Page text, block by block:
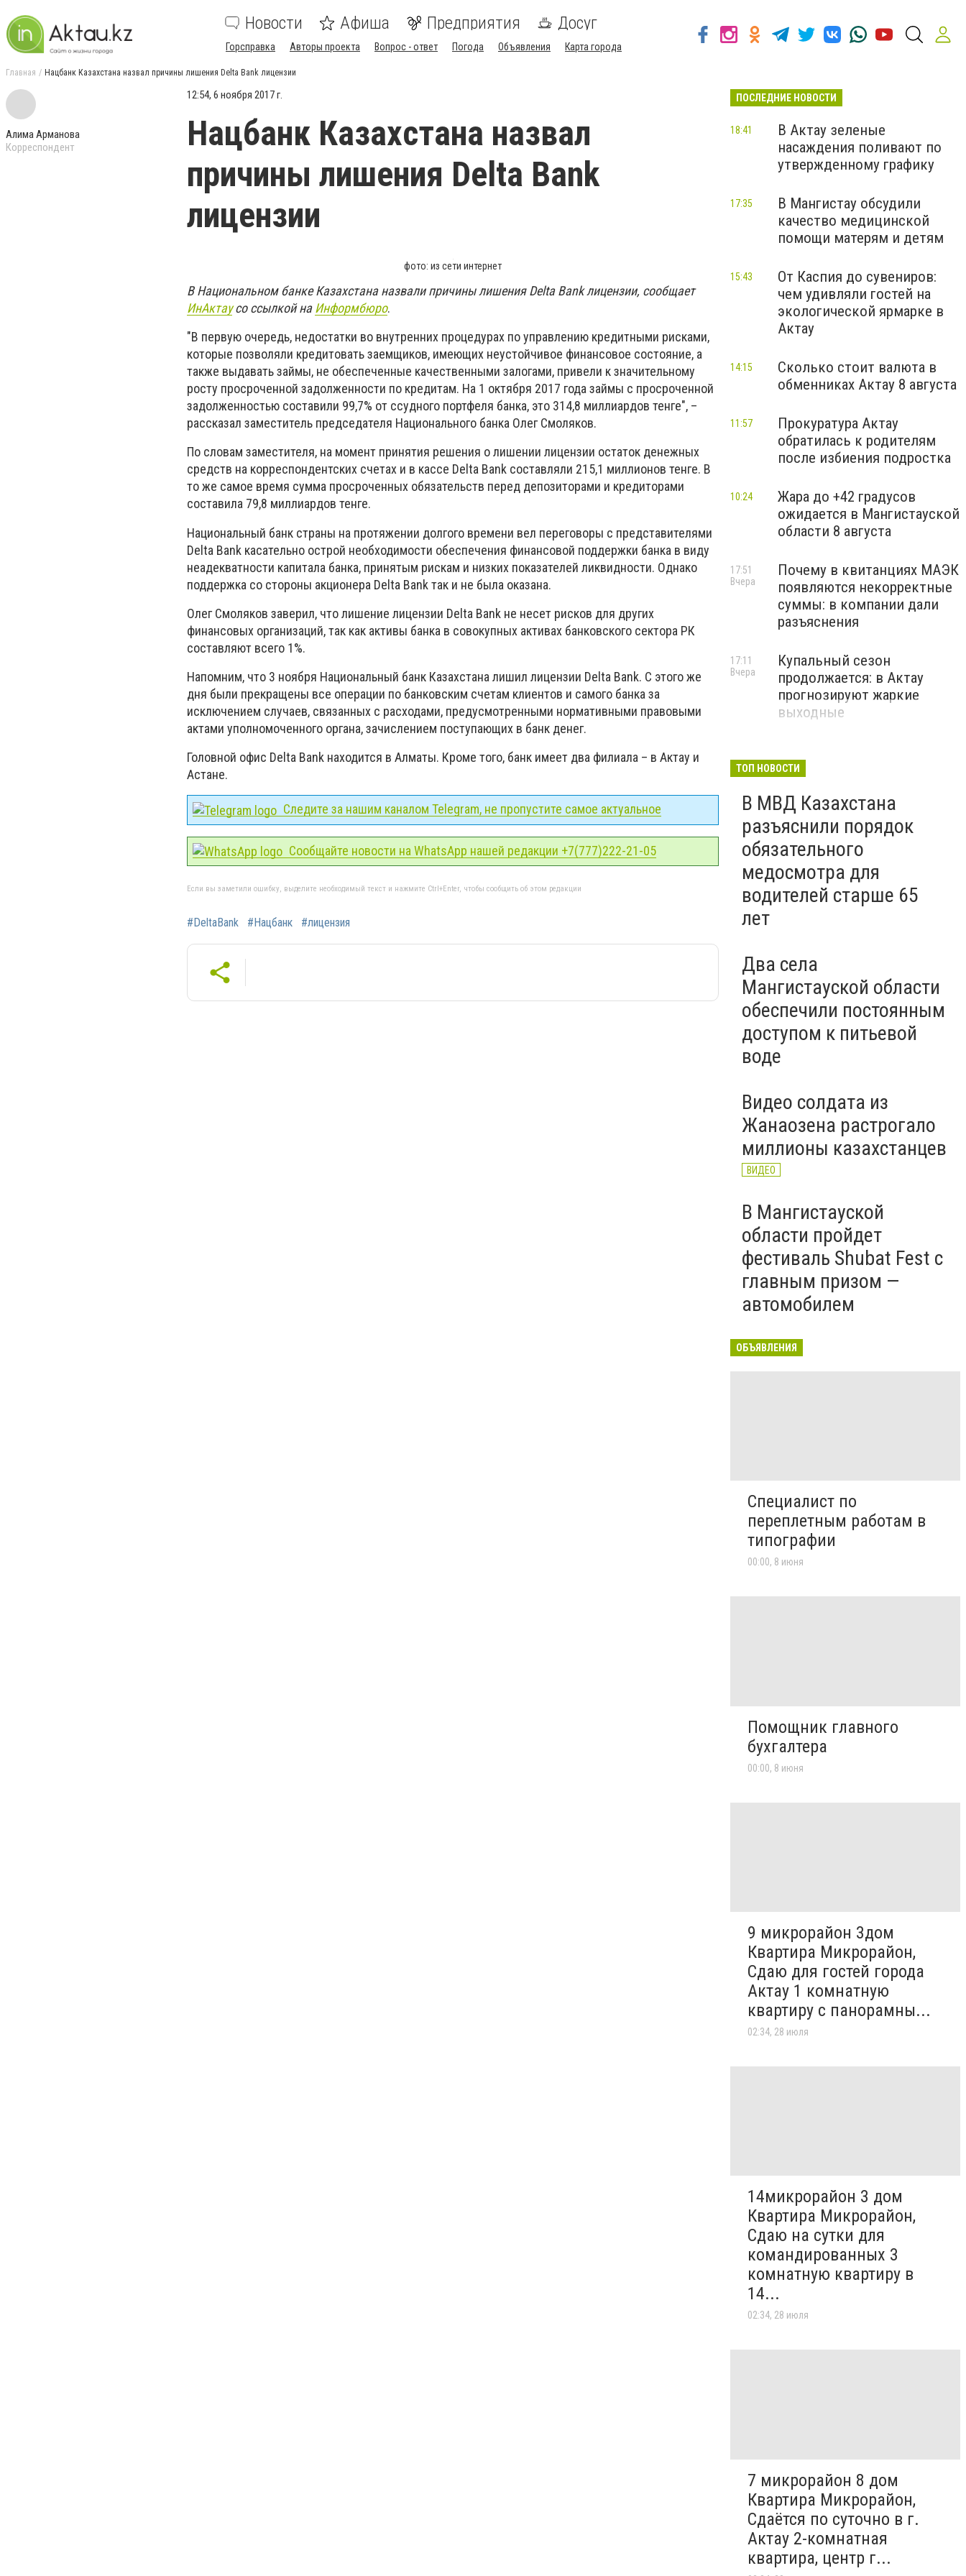
Новости Афиша Предприятия Досуг
Горсправка Авторы проекта Вопрос - ответ Погода Объявления Карта города
Главная Нацбанк Казахстана назвал причины лишения Delta Bank лицензии
Алима Арманова
Корреспондент
12:54, 6 ноября 2017 г.
Нацбанк Казахстана назвал
причины лишения Delta Bank
лицензии
фото: из сети интернет
В Национальном банке Казахстана назвали причины лишения Delta Bank лицензии, сообщает
ИнАктаусо ссылкой наИнформбюро.
"В первую очередь, недостатки во внутренних процедурах по управлению кредитными рисками,
которые позволяли кредитовать заемщиков, имеющих неустойчивое финансовое состояние, а
также выдавать займы, не обеспеченные качественными залогами, привели к значительному
росту просроченной задолженности по кредитам. На 1 октября 2017 года займы с просроченной
задолженностью составили 99,7% от ссудного портфеля банка, это 314,8 миллиардов тенге", –
рассказал заместитель председателя Национального банка Олег Смоляков.
По словам заместителя, на момент принятия решения о лишении лицензии остаток денежных
средств на корреспондентских счетах и в кассе Delta Bank составляли 215,1 миллионов тенге. В
то же самое время сумма просроченных обязательств перед депозиторами и кредиторами
составила 79,8 миллиардов тенге.
Национальный банк страны на протяжении долгого времени вел переговоры с представителями
Delta Bank касательно острой необходимости обеспечения финансовой поддержки банка в виду
неадекватности капитала банка, принятым рискам и низких показателей ликвидности. Однако
поддержка со стороны акционера Delta Bank так и не была оказана.
Олег Смоляков заверил, что лишение лицензии Delta Bank не несет рисков для других
финансовых организаций, так как активы банка в совокупных активах банковского сектора РК
составляют всего 1%.
Напомним, что 3 ноября Национальный банк Казахстана лишил лицензии Delta Bank. С этого же
дня были прекращены все операции по банковским счетам клиентов и самого банка за
исключением случаев, связанных с расходами, предусмотренными нормативными правовыми
актами уполномоченного органа, зачислением поступающих в банк денег.
Головной офис Delta Bank находится в Алматы. Кроме того, банк имеет два филиала – в Актау и
Астане.
Следите за нашим каналом Telegram, не пропустите самое актуальное
Сообщайте новости на WhatsApp нашей редакции +7(777)222-21-05
Если вы заметили ошибку, выделите необходимый текст и нажмите Ctrl+Enter, чтобы сообщить об этом редакции
#DeltaBank #Нацбанк #лицензия
ПОСЛЕДНИЕ НОВОСТИ
В Актау зеленые
насаждения поливают по
утвержденному графику
18:41
В Мангистау обсудили
качество медицинской
помощи матерям и детям
17:35
От Каспия до сувениров:
чем удивляли гостей на
экологической ярмарке в
Актау
15:43
Сколько стоит валюта в
обменниках Актау 8 августа
14:15
Прокуратура Актау
обратилась к родителям
после избиения подростка
11:57
Жара до +42 градусов
ожидается в Мангистауской
области 8 августа
10:24
Почему в квитанциях МАЭК
появляются некорректные
суммы: в компании дали
разъяснения
17:51
Вчера
Купальный сезон
продолжается: в Актау
прогнозируют жаркие
выходные
17:11
Вчера
ТОП НОВОСТИ
В МВД Казахстана
разъяснили порядок
обязательного
медосмотра для
водителей старше 65
лет
Два села
Мангистауской области
обеспечили постоянным
доступом к питьевой
воде
Видео солдата из
Жанаозена растрогало
миллионы казахстанцев
ВИДЕО
В Мангистауской
области пройдет
фестиваль Shubat Fest с
главным призом —
автомобилем
ОБЪЯВЛЕНИЯ
Специалист по
переплетным работам в
типографии
00:00, 8 июня
Помощник главного
бухгалтера
00:00, 8 июня
9 микрорайон 3дом
Квартира Микрорайон,
Сдаю для гостей города
Актау 1 комнатную
квартиру с панорамны...
02:34, 28 июля
14микрорайон 3 дом
Квартира Микрорайон,
Сдаю на сутки для
командированных 3
комнатную квартиру в
14...
02:34, 28 июля
7 микрорайон 8 дом
Квартира Микрорайон,
Сдаётся по суточно в г.
Актау 2-комнатная
квартира, центр г...